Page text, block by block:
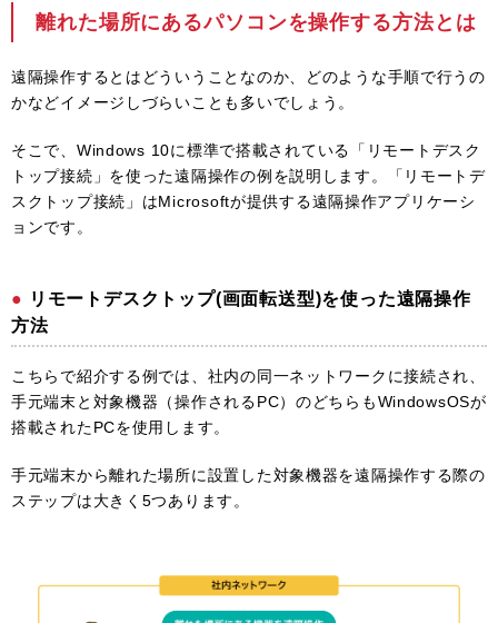
離れた場所にあるパソコンを操作する方法とは
遠隔操作するとはどういうことなのか、どのような手順で行うの
かなどイメージしづらいことも多いでしょう。
そこで、Windows 10に標準で搭載されている「リモートデスク
トップ接続」を使った遠隔操作の例を説明します。「リモートデ
スクトップ接続」はMicrosoftが提供する遠隔操作アプリケーシ
ョンです。
リモートデスクトップ(画面転送型)を使った遠隔操作
方法
こちらで紹介する例では、社内の同一ネットワークに接続され、
手元端末と対象機器（操作されるPC）のどちらもWindowsOSが
搭載されたPCを使用します。
手元端末から離れた場所に設置した対象機器を遠隔操作する際の
ステップは大きく5つあります。